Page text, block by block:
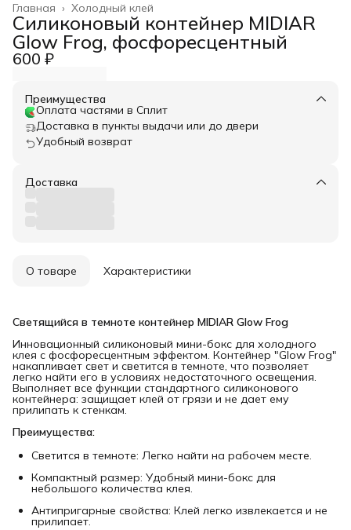
Холодный клей
Главная ›
Силиконовый контейнер MIDIAR
Glow Frog, фосфоресцентный
600 ₽
Преимущества
Оплата частями в Сплит
Доставка в пункты выдачи или до двери
Удобный возврат
Доставка
О товаре Характеристики
Светящийся в темноте контейнер MIDIAR Glow Frog
Инновационный силиконовый мини-бокс для холодного
клея с фосфоресцентным эффектом. Контейнер "Glow Frog"
накапливает свет и светится в темноте, что позволяет
легко найти его в условиях недостаточного освещения.
Выполняет все функции стандартного силиконового
контейнера: защищает клей от грязи и не дает ему
прилипать к стенкам.
Преимущества:
Светится в темноте: Легко найти на рабочем месте.
Компактный размер: Удобный мини-бокс для
небольшого количества клея.
Антипригарные свойства: Клей легко извлекается и не
прилипает.